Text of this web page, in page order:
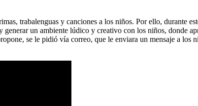
trabalenguas y canciones a los niños. Por ello, durante
generar un ambiente lúdico y creativo con los niños, donde
se le pidió vía correo, que le enviara un mensaje a los